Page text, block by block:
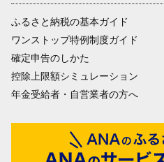
ふるさと納税の基本ガイド
ワンストップ特例制度ガイド
確定申告のしかた
控除上限額シミュレーション
年金受給者・自営業者の方へ